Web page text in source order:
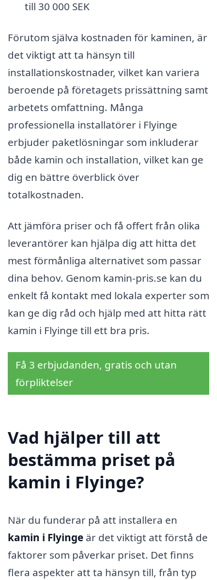
till 30 000 SEK
Förutom själva kostnaden för kaminen, är
det viktigt att ta hänsyn till
installationskostnader, vilket kan variera
beroende på företagets prissättning samt
arbetets omfattning. Många
professionella installatörer i Flyinge
erbjuder paketlösningar som inkluderar
både kamin och installation, vilket kan ge
dig en bättre överblick över
totalkostnaden.
Att jämföra priser och få offert från olika
leverantörer kan hjälpa dig att hitta det
mest förmånliga alternativet som passar
dina behov. Genom kamin-pris.se kan du
enkelt få kontakt med lokala experter som
kan ge dig råd och hjälp med att hitta rätt
kamin i Flyinge till ett bra pris.
Få 3 erbjudanden, gratis och utan
förpliktelser
Vad hjälper till att
bestämma priset på
kamin i Flyinge?
När du funderar på att installera en
kamin i Flyinge är det viktigt att förstå de
faktorer som påverkar priset. Det finns
flera aspekter att ta hänsyn till, från typ